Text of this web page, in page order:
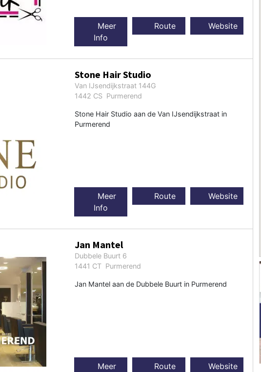
Meer
Info
Route Website
Stone Hair Studio
Van IJsendijkstraat 144G
1442 CS Purmerend
Stone Hair Studio aan de Van IJsendijkstraat in
Purmerend
Meer
Info
Route Website
Jan Mantel
Dubbele Buurt 6
1441 CT Purmerend
Jan Mantel aan de Dubbele Buurt in Purmerend
Meer
Route Website